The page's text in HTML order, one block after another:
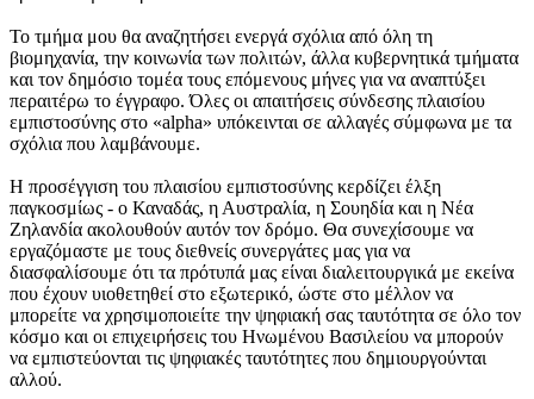
Το τμήμα μου θα αναζητήσει ενεργά σχόλια από όλη τη
βιομηχανία, την κοινωνία των πολιτών, άλλα κυβερνητικά τμήματα
και τον δημόσιο τομέα τους επόμενους μήνες για να αναπτύξει
περαιτέρω το έγγραφο. Όλες οι απαιτήσεις σύνδεσης πλαισίου
εμπιστοσύνης στο «alpha» υπόκεινται σε αλλαγές σύμφωνα με τα
σχόλια που λαμβάνουμε.
Η προσέγγιση του πλαισίου εμπιστοσύνης κερδίζει έλξη
παγκοσμίως - ο Καναδάς, η Αυστραλία, η Σουηδία και η Νέα
Ζηλανδία ακολουθούν αυτόν τον δρόμο. Θα συνεχίσουμε να
εργαζόμαστε με τους διεθνείς συνεργάτες μας για να
διασφαλίσουμε ότι τα πρότυπά μας είναι διαλειτουργικά με εκείνα
που έχουν υιοθετηθεί στο εξωτερικό, ώστε στο μέλλον να
μπορείτε να χρησιμοποιείτε την ψηφιακή σας ταυτότητα σε όλο τον
κόσμο και οι επιχειρήσεις του Ηνωμένου Βασιλείου να μπορούν
να εμπιστεύονται τις ψηφιακές ταυτότητες που δημιουργούνται
αλλού.